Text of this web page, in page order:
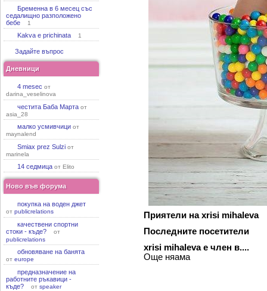
Приятели на xrisi mihaleva
Последните посетители
xrisi mihaleva е член в....
Още няама
Бременна в 6 месец със
седалищно разположено
бебе
1
Kakva e prichinata 1
Задайте въпрос
Дневници
4 mesec от
darina_veselinova
честита Баба Марта от
asia_28
малко усмивчици от
maynalend
Smiax prez Sulziот
marinela
14 седмица от Elito
Ново във форума
покупка на воден джет
отpublicrelations
качествени спортни
стоки - къде?
от
publicrelations
обновяване на банята
отeurope
предназначение на
работните ръкавици -
къде?
отspeaker